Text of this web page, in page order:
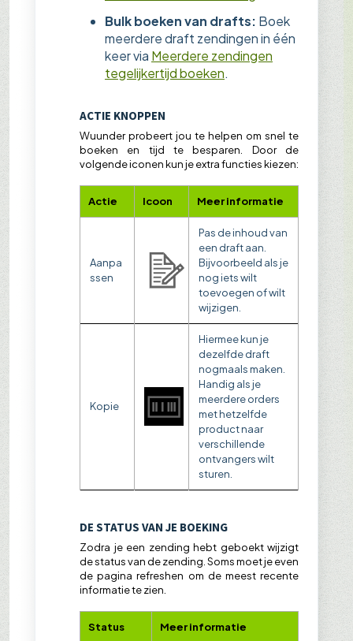
Bulk boeken van drafts: Boek
meerdere draft zendingen in één
keer via Meerdere zendingen
tegelijkertijd boeken.
ACTIE KNOPPEN
Wuunder probeert jou te helpen om snel te
boeken en tijd te besparen. Door de
volgende iconen kun je extra functies kiezen:
Actie Icoon Meer informatie
Aanpa
ssen
Pas de inhoud van
een draft aan.
Bijvoorbeeld als je
nog iets wilt
toevoegen of wilt
wijzigen.
Kopie
Hiermee kun je
dezelfde draft
nogmaals maken.
Handig als je
meerdere orders
met hetzelfde
product naar
verschillende
ontvangers wilt
sturen.
DE STATUS VAN JE BOEKING
Zodra je een zending hebt geboekt wijzigt
de status van de zending. Soms moet je even
de pagina refreshen om de meest recente
informatie te zien.
Status Meer informatie